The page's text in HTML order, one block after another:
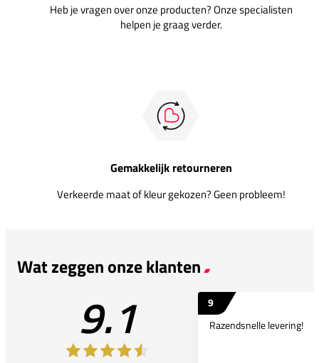
Heb je vragen over onze producten? Onze specialisten
helpen je graag verder.
Gemakkelijk retourneren
Verkeerde maat of kleur gekozen? Geen probleem!
Wat zeggen onze klanten
9.1
9
Razendsnelle levering!